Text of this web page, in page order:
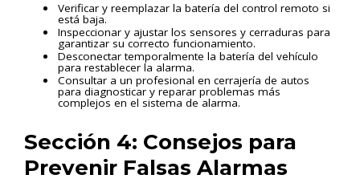
Verificar y reemplazar la batería del control remoto si
está baja.
Inspeccionar y ajustar los sensores y cerraduras para
garantizar su correcto funcionamiento.
Desconectar temporalmente la batería del vehículo
para restablecer la alarma.
Consultar a un profesional en cerrajería de autos
para diagnosticar y reparar problemas más
complejos en el sistema de alarma.
Sección 4: Consejos para
Prevenir Falsas Alarmas